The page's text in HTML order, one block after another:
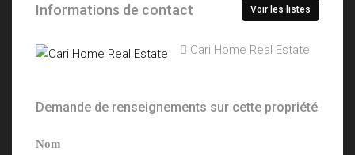
Informations de contact Voir les listes
Cari Home Real Estate
Demande de renseignements sur cette propriété
Nom